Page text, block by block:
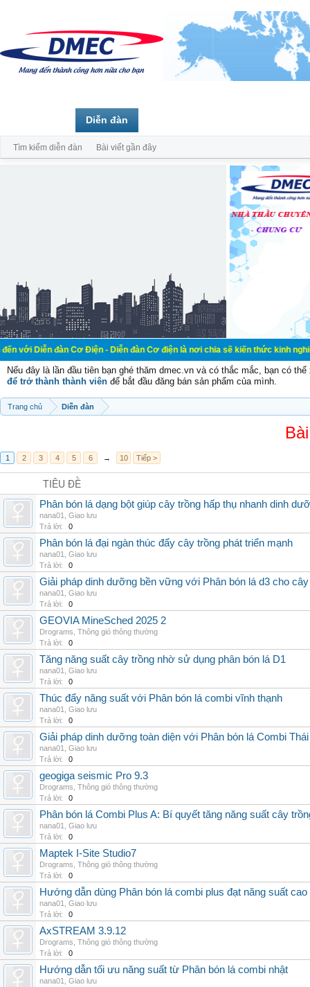
đàn Cơ Điện - Diễn đàn Cơ điện là nơi chia sẽ kiến thức kinh nghiệm
Nếu đây là lần đầu tiên bạn ghé thăm dmec.vn và có thắc mắc, bạn có
để trở thành thành viên để bắt đầu đăng bán sản phẩm của mình.
Trang chủ Diễn đàn
1 2 3 4 5 6 → 10 Tiếp >
TIÊU ĐỀ
Phân bón lá dạng bột giúp cây trồng hấp thụ nhanh dinh
nana01
Giao lưu
Trả lời:
0
Phân bón lá đại ngàn thúc đẩy cây trồng phát triển mạnh
nana01
Giao lưu
Trả lời:
0
Giải pháp dinh dưỡng bền vững với Phân bón lá d3 cho cây
nana01
Giao lưu
Trả lời:
0
GEOVIA MineSched 2025 2
Drograms Thông gió thông thường
Trả lời:
0
Tăng năng suất cây trồng nhờ sử dụng phân bón lá D1
nana01
Giao lưu
Trả lời:
0
Thúc đẩy năng suất với Phân bón lá combi vĩnh thạnh
nana01
Giao lưu
Trả lời:
0
Giải pháp dinh dưỡng toàn diện với Phân bón lá Combi Thái
nana01
Giao lưu
Trả lời:
0
geogiga seismic Pro 9.3
Drograms Thông gió thông thường
Trả lời:
0
Phân bón lá Combi Plus A: Bí quyết tăng năng suất cây
nana01
Giao lưu
Trả lời:
0
Maptek I-Site Studio7
Drograms Thông gió thông thường
Trả lời:
0
Hướng dẫn dùng Phân bón lá combi plus đạt năng suất cao
nana01
Giao lưu
Trả lời:
0
AxSTREAM 3.9.12
Drograms Thông gió thông thường
Trả lời:
0
Hướng dẫn tối ưu năng suất từ Phân bón lá combi nhật
nana01
Giao lưu
Diễn đàn
Tìm kiếm diễn đàn Bài viết gần đây